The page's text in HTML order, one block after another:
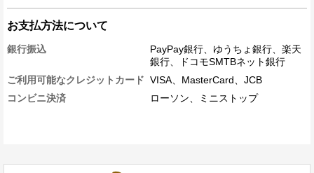
お支払方法について
銀行振込
PayPay銀行、ゆうちょ銀行、楽天
銀行、ドコモSMTBネット銀行
ご利用可能なクレジットカード VISA、MasterCard、JCB
コンビニ決済
ローソン、ミニストップ